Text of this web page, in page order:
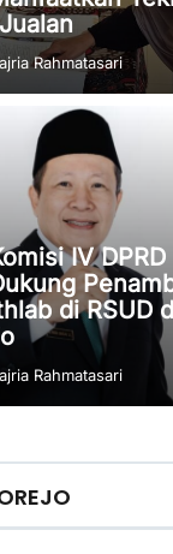
Rahmatasari
IV DPRD
di RSUD
Rahmatasari